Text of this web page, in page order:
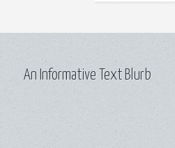
An Informative Text Blurb